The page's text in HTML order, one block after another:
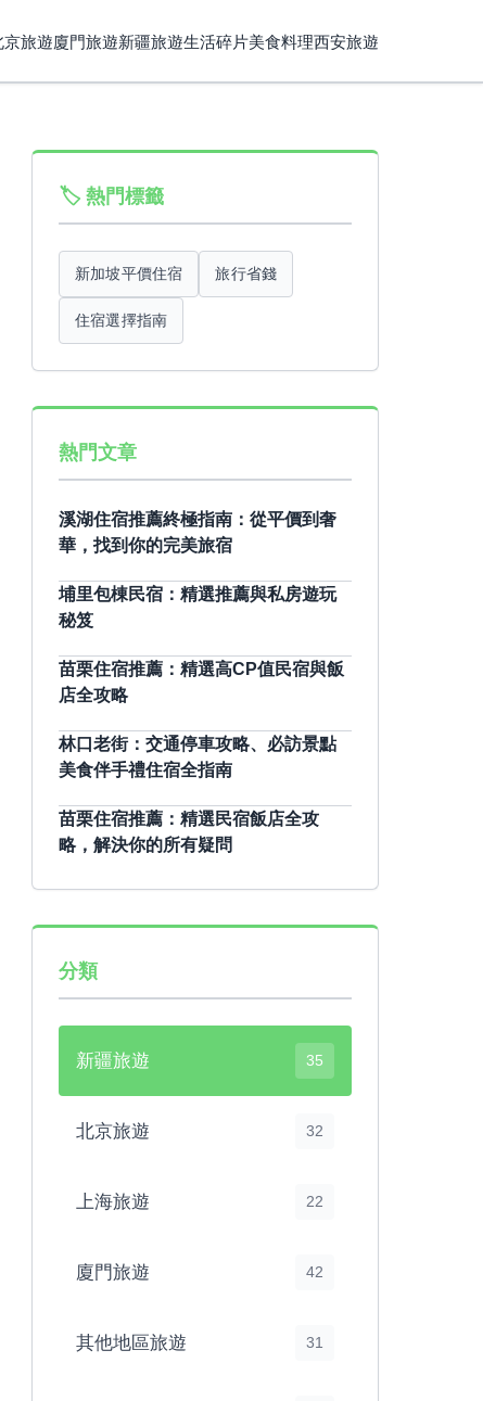
京旅遊廈門旅遊新疆旅遊生活碎片美食料理西安旅遊
🏷️ 熱門標籤
新加坡平價住宿 旅行省錢
住宿選擇指南
熱門文章
溪湖住宿推薦終極指南：從平價到奢
華，找到你的完美旅宿
埔里包棟民宿：精選推薦與私房遊玩
秘笈
苗栗住宿推薦：精選高CP值民宿與飯
店全攻略
林口老街：交通停車攻略、必訪景點
美食伴手禮住宿全指南
苗栗住宿推薦：精選民宿飯店全攻
略，解決你的所有疑問
分類
新疆旅遊 35
北京旅遊 32
上海旅遊 22
廈門旅遊 42
其他地區旅遊 31